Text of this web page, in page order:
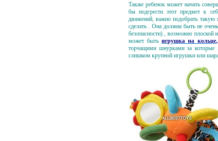
Также ребенок может начать
бы подгрести этот предмет к
движений, важно подобрать
сделать . Она должна быть не
безопасности) , возможно плоской
может бытьигрушка на кольце,
торчащими шнурками за
слишком крупной игрушки или